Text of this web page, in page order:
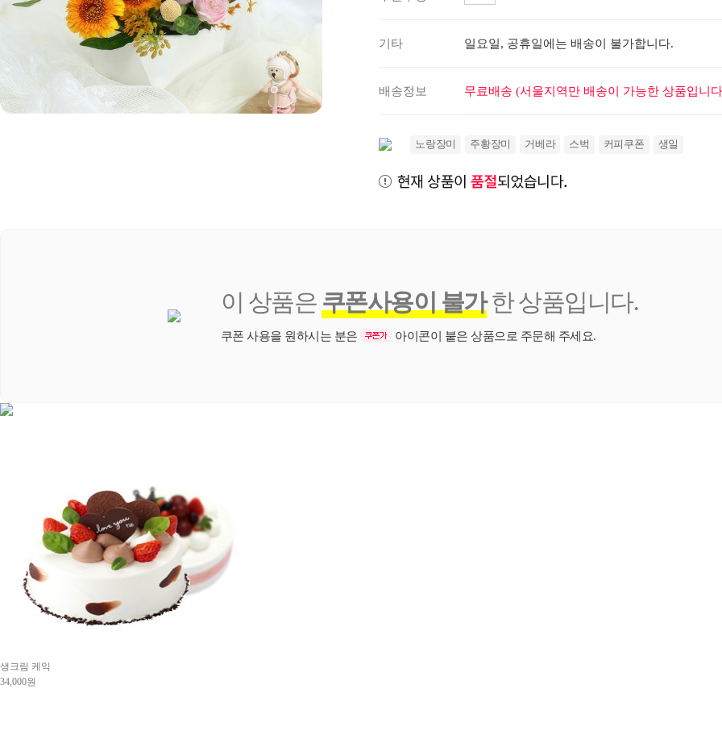
기타 일요일, 공휴일에는 배송이 불가합니다.
배송정보 무료배송 (서울지역만 배송이 가능한 상품입니
노랑장미 주황장미 거베라 스벅 커피쿠폰 생일
이 상품은 쿠폰사용이 불가한 상품입니다.
쿠폰 사용을 원하시는 분은 아이콘이 붙은 상품으로 주문해 주세요.
생크림 케익
34,000원